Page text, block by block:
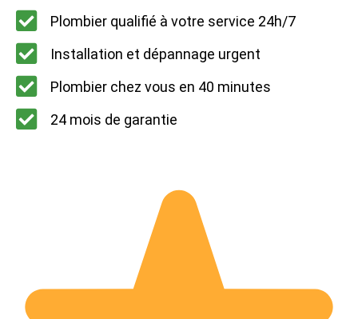
Plombier qualifié à votre service 24h/7
Installation et dépannage urgent
Plombier chez vous en 40 minutes
24 mois de garantie